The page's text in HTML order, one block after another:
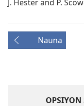
J. Hester and P.
Nauna
OPSIYON